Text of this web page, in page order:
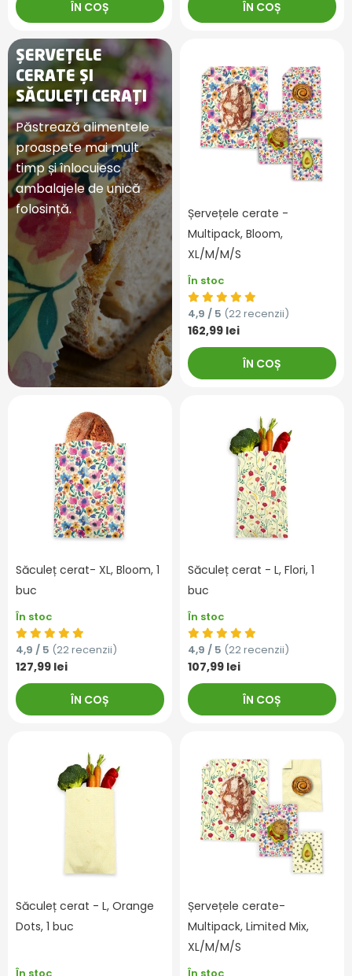
ÎN COȘ ÎN COȘ
ȘERVEȚELE
CERATE ȘI
SĂCULEȚI CERAȚI
Păstrează alimentele
proaspete mai mult
timp și înlocuiesc
ambalajele de unică
folosință.
Șervețele cerate -
Multipack, Bloom,
XL/M/M/S
În stoc
4,9 / 5 (22 recenzii)
162,99 lei
ÎN COȘ
Săculeț cerat- XL, Bloom, 1
buc
În stoc
4,9 / 5 (22 recenzii)
127,99 lei
ÎN COȘ
Săculeț cerat - L, Flori, 1
buc
În stoc
4,9 / 5 (22 recenzii)
107,99 lei
ÎN COȘ
Săculeț cerat - L, Orange
Dots, 1 buc
Șervețele cerate-
Multipack, Limited Mix,
XL/M/M/S